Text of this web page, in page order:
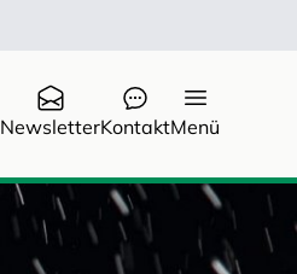
NewsletterKontaktMenü